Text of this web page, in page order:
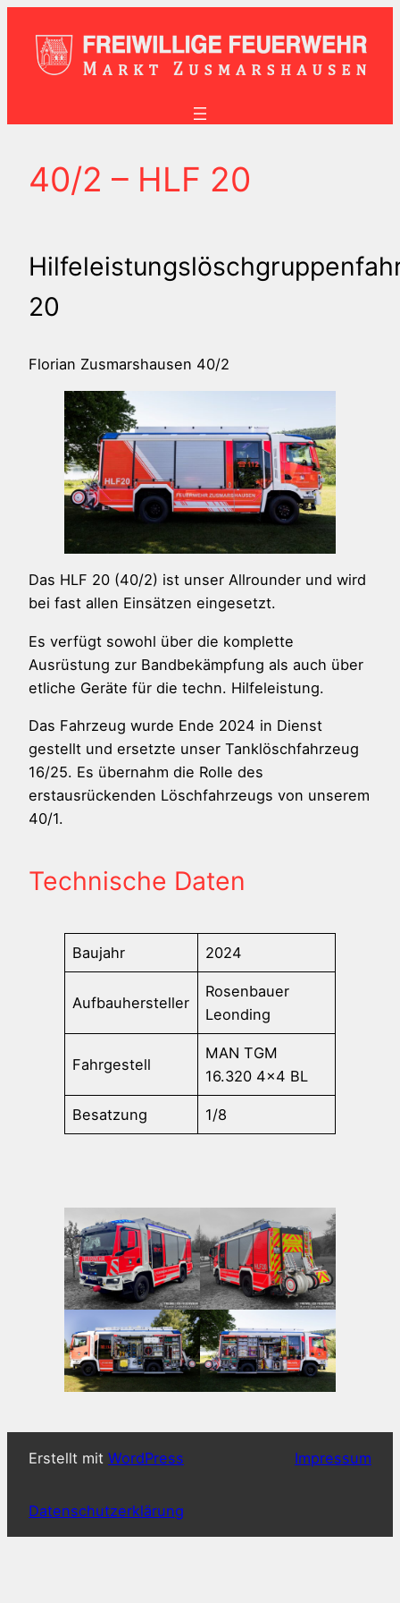
Inhalt
springen
40/2 – HLF 20
20
Florian Zusmarshausen 40/2
Das HLF 20 (40/2) ist unser Allrounder und wird
bei fast allen Einsätzen eingesetzt.
Es verfügt sowohl über die komplette
Ausrüstung zur Bandbekämpfung als auch über
etliche Geräte für die techn. Hilfeleistung.
Das Fahrzeug wurde Ende 2024 in Dienst
gestellt und ersetzte unser Tanklöschfahrzeug
16/25. Es übernahm die Rolle des
erstausrückenden Löschfahrzeugs von unserem
40/1.
Technische Daten
Baujahr 2024
Aufbauhersteller
Rosenbauer
Leonding
Fahrgestell
MAN TGM
16.320 4×4 BL
Besatzung 1/8
Erstellt mit WordPress Impressum
Datenschutzerklärung